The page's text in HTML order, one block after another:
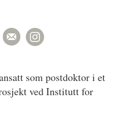
som postdoktor i et
ved Institutt for